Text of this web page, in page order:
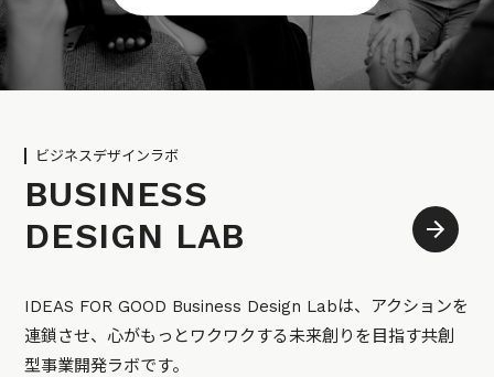
ビジネスデザインラボ
BUSINESS
DESIGN LAB
IDEAS FOR GOOD Business Design Labは、アクションを
連鎖させ、心がもっとワクワクする未来創りを目指す共創
型事業開発ラボです。